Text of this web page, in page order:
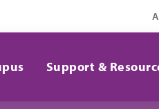
Support &